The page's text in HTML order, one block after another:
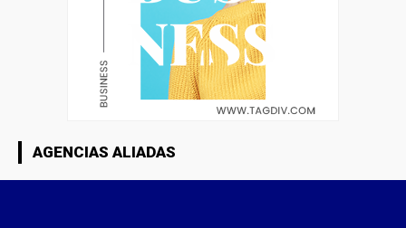
AGENCIAS ALIADAS